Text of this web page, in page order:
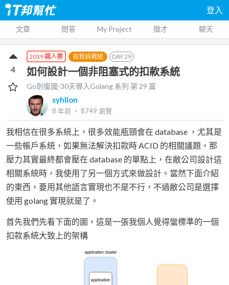
登入
文章 問答 My Project 徵才 聊天
2019 鐵人賽 自我挑戰組 DAY29
如何設計一個非阻塞式的扣款系統
Go劍復國-30天導入Golang 系列 第29 篇
syhlion
8 年前 ‧ 8749 瀏覽
4
我相信在很多系統上，很多效能瓶頸會在 database ，尤其是
一些帳戶系統，如果無法解決扣款時 ACID 的相關議題，那
壓力其實最終都會壓在 database 的單點上，在敝公司設計這
相關系統時，我使用了另一個方式來做設計。當然下面介紹
的東西，要用其他語言實現也不是不行，不過敝公司是選擇
使用 golang 實現就是了。
首先我們先看下面的圖，這是一張我個人覺得蠻標準的一個
扣款系統大致上的架構